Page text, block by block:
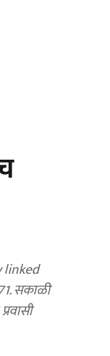
linked
सकाळी